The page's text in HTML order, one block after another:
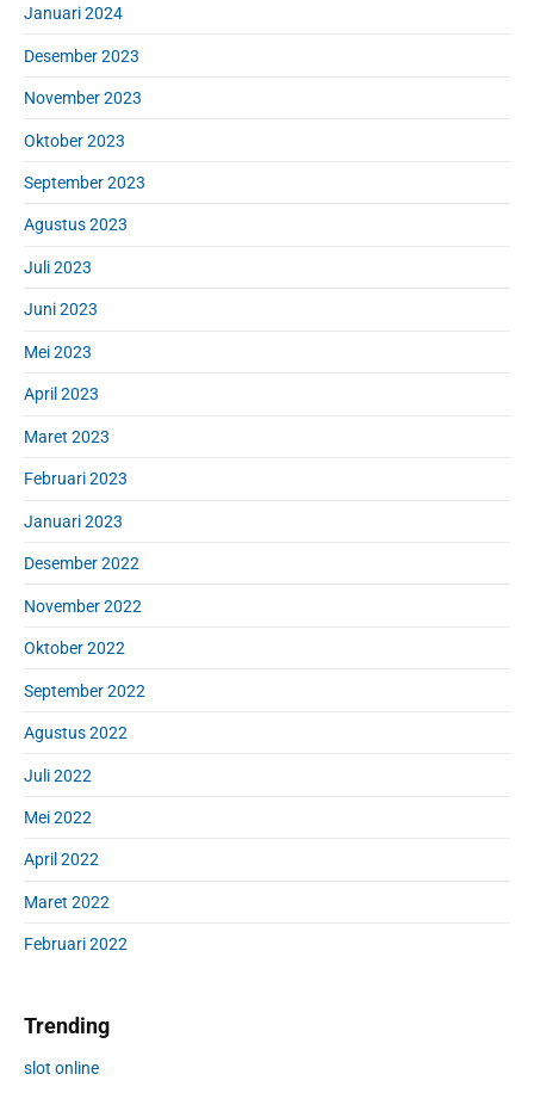
Januari 2024
Desember 2023
November 2023
Oktober 2023
September 2023
Agustus 2023
Juli 2023
Juni 2023
Mei 2023
April 2023
Maret 2023
Februari 2023
Januari 2023
Desember 2022
November 2022
Oktober 2022
September 2022
Agustus 2022
Juli 2022
Mei 2022
April 2022
Maret 2022
Februari 2022
Trending
slot online